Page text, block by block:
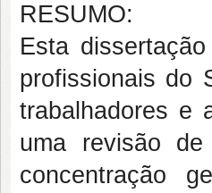
RESUMO:
Esta
profissionais do
trabalhadores e
uma revisão
concentração